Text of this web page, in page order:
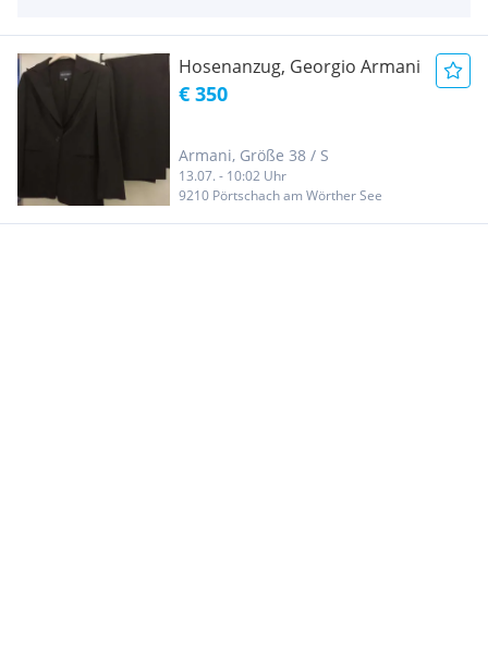
Hosenanzug, Georgio Armani
€ 350
Armani, Größe 38 / S
13.07. - 10:02 Uhr
9210 Pörtschach am Wörther See